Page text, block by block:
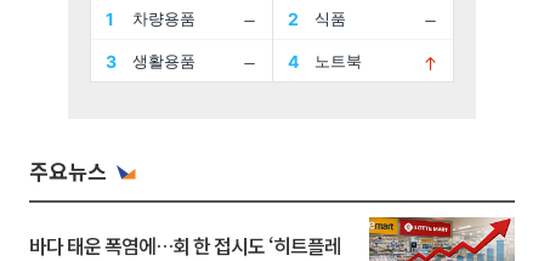
주요뉴스
바다 태운 폭염에…회 한 접시도 ‘히트플레